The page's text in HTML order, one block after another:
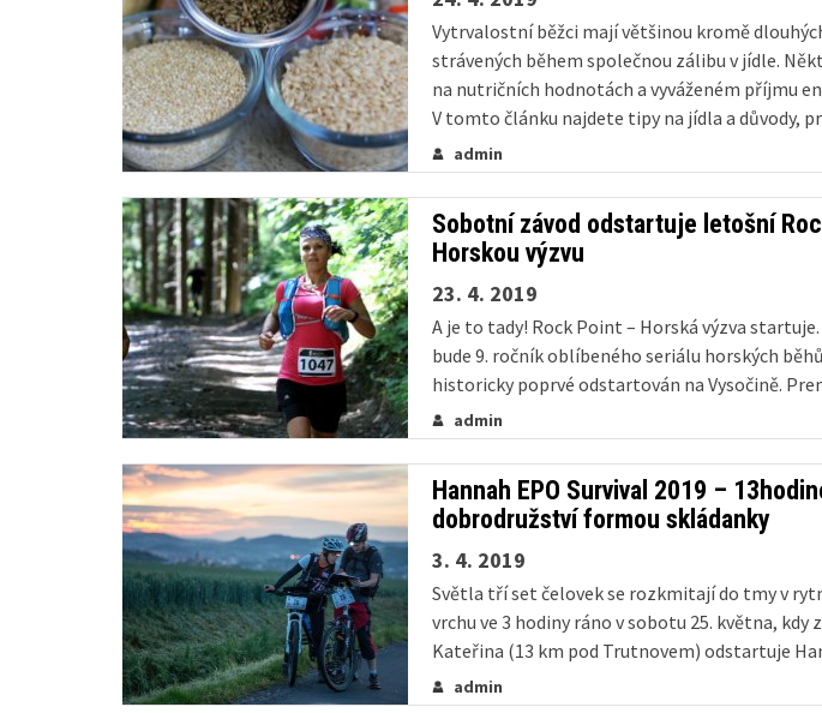
Vytrvalostní běžci mají většinou kromě
strávených během společnou zálibu v jídle.
na nutričních hodnotách a vyváženém příjmu
V tomto článku najdete tipy na jídla a důvody,
tato jídla...
admin
Sobotní závod odstartuje letošní
Horskou výzvu
23. 4. 2019
A je to tady! Rock Point – Horská výzva
bude 9. ročník oblíbeného seriálu horských
historicky poprvé odstartován na Vysočině.
nové série se navíc odehraje v mimořádně
ve...
admin
Hannah EPO Survival 2019 –
dobrodružství formou skládanky
3. 4. 2019
Světla tří set čelovek se rozkmitají do tmy v
vrchu ve 3 hodiny ráno v sobotu 25. května, kdy
Kateřina (13 km pod Trutnovem) odstartuje
Survival 2019, přírodní víceboj dvojic. Běh do...
admin